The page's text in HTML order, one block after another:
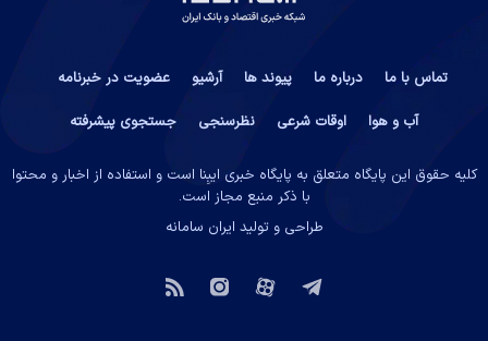
تماس با ما درباره ما پیوند ها آرشیو
عضویت در خبرنامه
آب و هوا
اوقات شرعی نظرسنجی جستجوی پیشرفته
کلیه حقوق این پایگاه متعلق به پایگاه خبری ایبِنا است و استفاده از اخبار و محتوا
با ذکر منبع مجاز است.
طراحی و تولید ایران سامانه